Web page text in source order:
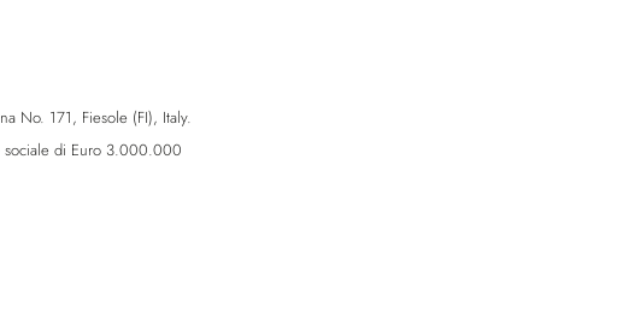
No. 171, Fiesole (FI), Italy.
sociale di Euro 3.000.000